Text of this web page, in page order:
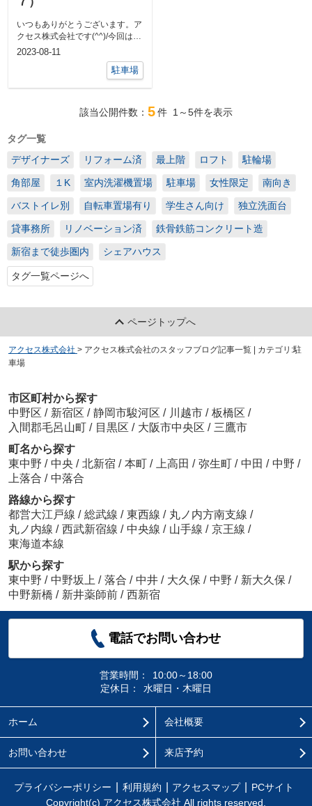
いつもありがとうございます。ア
クセス株式会社です(^^)/今回は東
中野周辺の駐車場をご紹介させて
2023-08-11
駐車場
該当公開件数： 5件 1～5件を表示
タグ一覧
デザイナーズ
リフォーム済 最上階 ロフト 駐輪場
角部屋 １K 室内洗濯機置場 駐車場 女性限定 南向き
バストイレ別 自転車置場有り 学生さん向け 独立洗面台
貸事務所 リノベーション済 鉄骨鉄筋コンクリート造
新宿まで徒歩圏内 シェアハウス
タグ一覧ページへ
ページトップへ
アクセス株式会社 > アクセス株式会社のスタッフブログ記事一覧 | カテゴリ:駐
車場
市区町村から探す
中野区 / 新宿区 / 静岡市駿河区 / 川越市 / 板橋区 /
入間郡毛呂山町 / 目黒区 / 大阪市中央区 / 三鷹市
町名から探す
東中野 / 中央 / 北新宿 / 本町 / 上高田 / 弥生町 / 中田 / 中野 /
上落合 / 中落合
路線から探す
都営大江戸線 / 総武線 / 東西線 / 丸ノ内方南支線 /
丸ノ内線 / 西武新宿線 / 中央線 / 山手線 / 京王線 /
東海道本線
駅から探す
東中野 / 中野坂上 / 落合 / 中井 / 大久保 / 中野 / 新大久保 /
中野新橋 / 新井薬師前 / 西新宿
電話でお問い合わせ
営業時間：
10:00～18:00
定休日：
水曜日・木曜日
ホーム 会社概要
お問い合わせ 来店予約
プライバシーポリシー 利用規約 アクセスマップ
PCサイト
Copyright(c) アクセス株式会社 All rights reserved.